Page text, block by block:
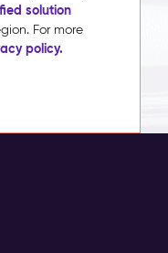
solution
For more
policy.